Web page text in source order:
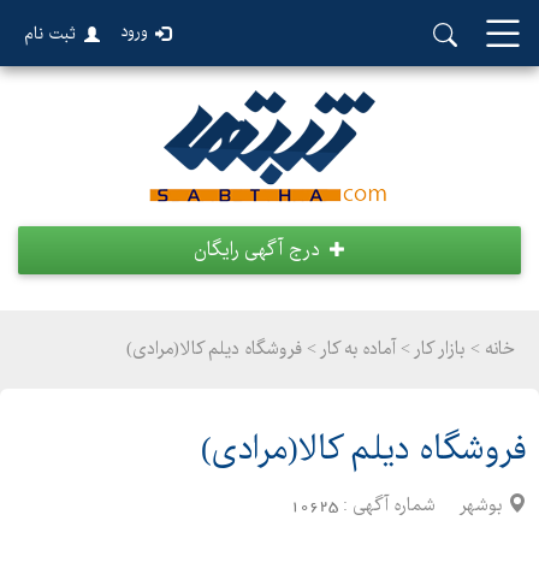
ورود ثبت نام
درج آگهی رایگان
خانه > بازار کار >آماده به کار > فروشگاه دیلم کالا(مرادی)
فروشگاه دیلم کالا(مرادی)
بوشهر شماره آگهی : 10625